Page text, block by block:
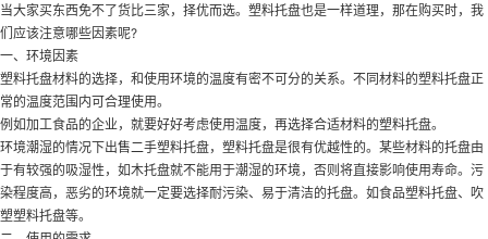
当大家买东西免不了货比三家，择优而选。塑料托盘也是一样道理，那在购买时，我
们应该注意哪些因素呢?
一、环境因素
塑料托盘材料的选择，和使用环境的温度有密不可分的关系。不同材料的塑料托盘正
常的温度范围内可合理使用。
例如加工食品的企业，就要好好考虑使用温度，再选择合适材料的塑料托盘。
环境潮湿的情况下出售二手塑料托盘，塑料托盘是很有优越性的。某些材料的托盘由
于有较强的吸湿性，如木托盘就不能用于潮湿的环境，否则将直接影响使用寿命。污
染程度高，恶劣的环境就一定要选择耐污染、易于清洁的托盘。如食品塑料托盘、吹
塑塑料托盘等。